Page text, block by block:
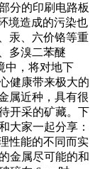
分的印刷电路板
境造成的污染也
汞、六价铬等重
多溴二苯醚
中，将对地下
健康带来极大的
属近种，具有很
开采的矿藏。下
大家一起分享：
性能的不同而实
金属尽可能的和